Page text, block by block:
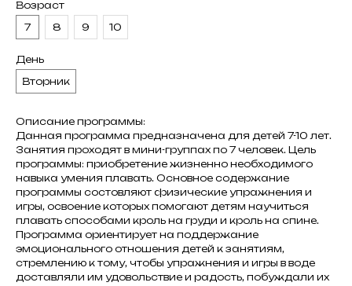
Возраст
7
8 9 10
День
Вторник
Описание программы:
Данная программа предназначена для детей 7-10 лет.
Занятия проходят в мини-группах по 7 человек. Цель
программы: приобретение жизненно необходимого
навыка умения плавать. Основное содержание
программы состовляют физические упражнения и
игры, освоение которых помогают детям научиться
плавать способами кроль на груди и кроль на спине.
Программа ориентирует на поддержание
эмоционального отношения детей к занятиям,
стремлению к тому, чтобы упражнения и игры в воде
доставляли им удовольствие и радость, побуждали их